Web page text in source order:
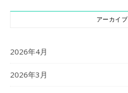
アーカイブ
2026年4月
2026年3月